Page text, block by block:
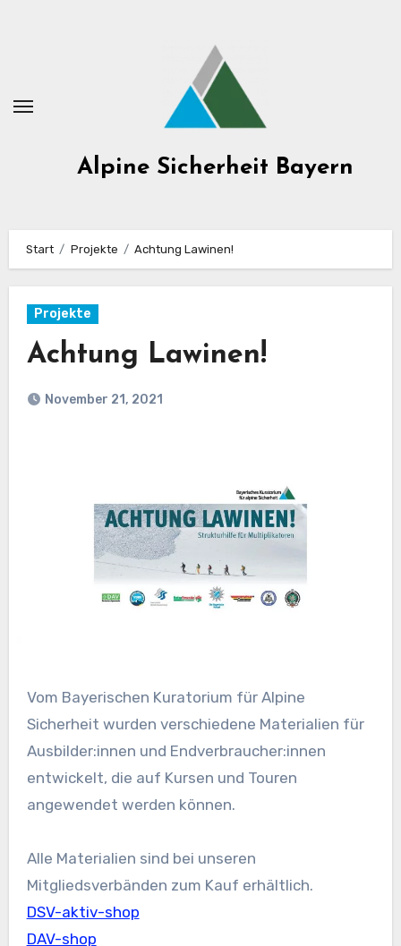
Alpine Sicherheit Bayern
Start Projekte Achtung Lawinen!
Projekte
Achtung Lawinen!
November 21, 2021
Vom Bayerischen Kuratorium für Alpine
Sicherheit wurden verschiedene Materialien für
Ausbilder:innen und Endverbraucher:innen
entwickelt, die auf Kursen und Touren
angewendet werden können.
Alle Materialien sind bei unseren
Mitgliedsverbänden zum Kauf erhältlich.
DSV-aktiv-shop
DAV-shop